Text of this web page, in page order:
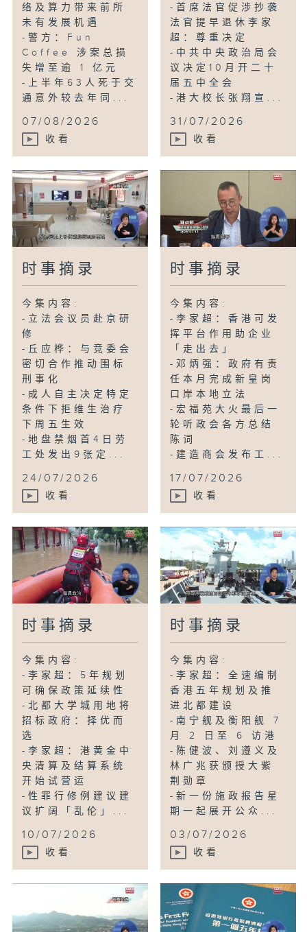
络及算力带来前所
未有发展机遇
-警方：Fun
Coffee 涉案总损
失增至逾 1 亿元
-上半年63人死于交
通意外较去年同...
07/08/2026
收看
-首席法官促涉抄袭
法官提早退休李家
超：尊重决定
-中共中央政治局会
议决定10月开二十
届五中全会
-港大校长张翔宣...
31/07/2026
收看
时事摘录
今集内容:
-立法会议员赴京研
修
-丘应桦：与竞委会
密切合作推动围标
刑事化
-成人自主决定特定
条件下拒维生治疗
下周五生效
-地盘禁烟首4日劳
工处发出9张定...
24/07/2026
收看
时事摘录
今集内容:
-李家超：香港可发
挥平台作用助企业
「走出去」
-邓炳强：政府有责
任本月完成新皇岗
口岸本地立法
-宏福苑大火最后一
轮听政会各方总结
陈词
-建造商会发布工...
17/07/2026
收看
时事摘录
今集内容:
-李家超：5年规划
可确保政策延续性
-北都大学城用地将
招标政府：择优而
选
-李家超：港黄金中
央清算及结算系统
开始试营运
-性罪行修例建议建
议扩阔「乱伦」...
10/07/2026
收看
时事摘录
今集内容:
-李家超：全速编制
香港五年规划及推
进北都建设
-南宁舰及衡阳舰 7
月 2 日至 6 访港
-陈健波、刘遵义及
林广兆获颁授大紫
荆勋章
-新一份施政报告星
期一起展开公众...
03/07/2026
收看